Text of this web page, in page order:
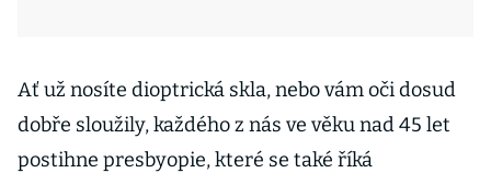
Ať už nosíte dioptrická skla, nebo vám oči dosud
dobře sloužily, každého z nás ve věku nad 45 let
postihne presbyopie, které se také říká